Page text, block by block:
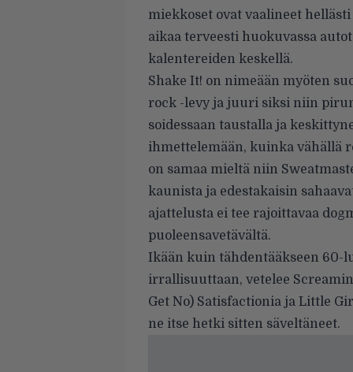
miekkoset ovat vaalineet
aikaa terveesti huokuvassa
kalentereiden keskellä.
Shake It! on nimeään myöten
rock -levy ja juuri siksi niin
soidessaan taustalla ja
ihmettelemään, kuinka vähällä
on samaa mieltä niin
kaunista ja edestakaisin
ajattelusta ei tee rajoittavaa
puoleensavetävältä.
Ikään kuin tähdentääkseen 60-
irrallisuuttaan, vetelee
Get No) Satisfactionia ja Little
ne itse hetki sitten säveltäneet.